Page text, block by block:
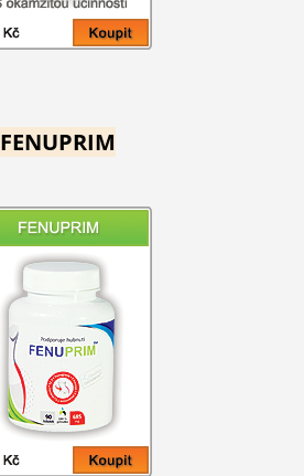
FENUPRIM